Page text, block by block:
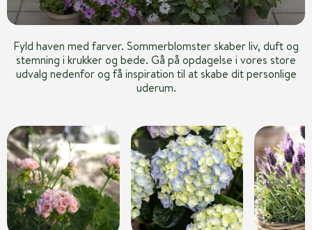
Fyld haven med farver. Sommerblomster skaber liv, duft og
stemning i krukker og bede. Gå på opdagelse i vores store
udvalg nedenfor og få inspiration til at skabe dit personlige
uderum.